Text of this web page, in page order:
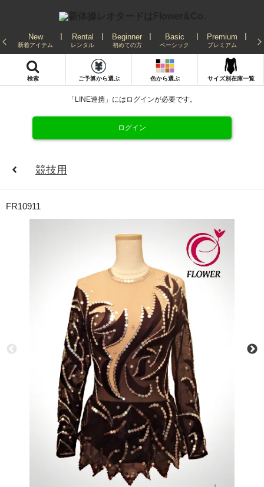
New
新着アイテム
Rental
レンタル
Beginner
初めての方
Basic
ベーシック
Premium
プレミアム
検索 ご予算から選ぶ 色から選ぶ サイズ別在庫一覧
「LINE連携」にはログインが必要です。
ログイン
競技用
FR10911